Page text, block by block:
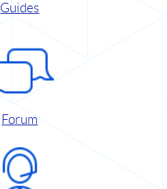
Guides
Forum